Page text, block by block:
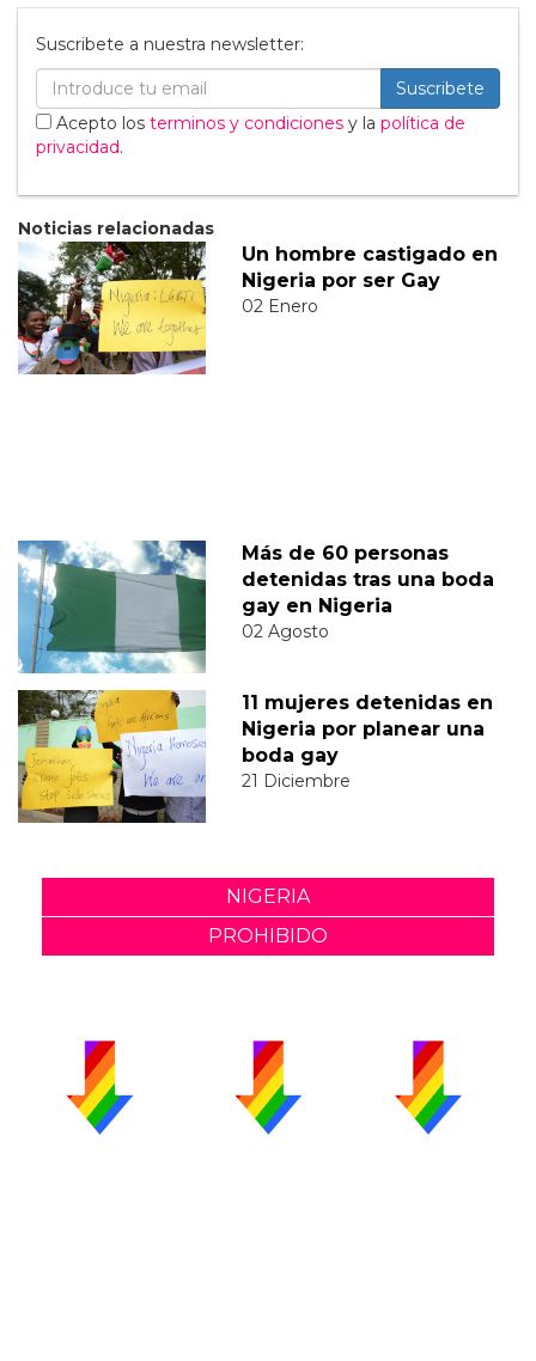
Suscribete a nuestra newsletter:
Suscribete
Acepto los terminos y condiciones y la política de
privacidad.
Noticias relacionadas
Un hombre castigado en
Nigeria por ser Gay
02 Enero
Más de 60 personas
detenidas tras una boda
gay en Nigeria
02 Agosto
11 mujeres detenidas en
Nigeria por planear una
boda gay
21 Diciembre
NIGERIA
PROHIBIDO